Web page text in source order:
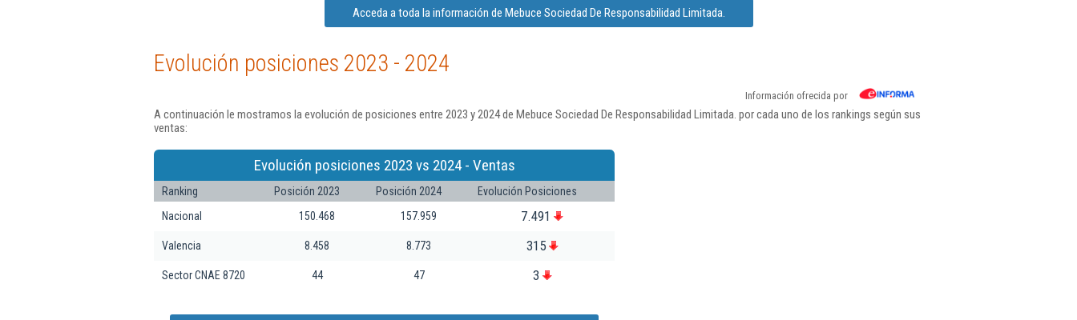
Acceda a toda la información de Mebuce Sociedad De Responsabilidad Limitada.
Evolución posiciones 2023 - 2024
Información ofrecida por
A continuación le mostramos la evolución de posiciones entre 2023 y 2024 de Mebuce Sociedad De Responsabilidad Limitada. por cada uno de los rankings según sus
ventas:
Evolución posiciones 2023 vs 2024 - Ventas
Ranking Posición 2023 Posición 2024
Evolución Posiciones
Nacional
150.468 157.959 7.491
Valencia 8.458 8.773 315
Sector CNAE 8720 44 47 3